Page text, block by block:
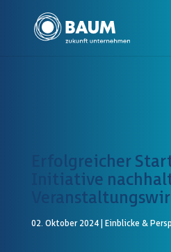
Erfolgreicher
Initiative
02. Oktober 2024| Einblicke &